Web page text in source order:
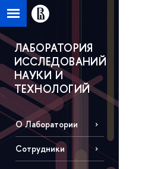
ЛАБОРАТОРИЯ
ИССЛЕДОВАНИЙ
НАУКИ И
ТЕХНОЛОГИЙ
О Лаборатории
Сотрудники